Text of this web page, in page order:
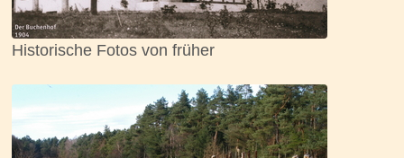
Historische Fotos von früher